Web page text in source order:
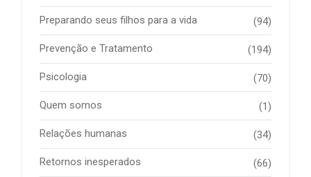
Preparando seus filhos para a vida (94)
Prevenção e Tratamento (194)
Psicologia (70)
Quem somos (1)
Relações humanas (34)
Retornos inesperados (66)